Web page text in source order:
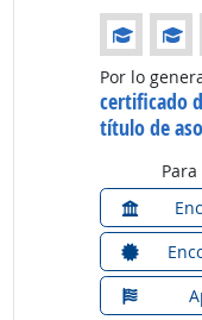
Educación:
Por lo
certificado
título de